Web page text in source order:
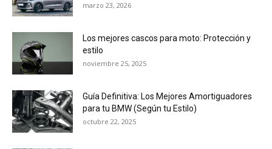
marzo 23, 2026
Los mejores cascos para moto: Protección y
estilo
noviembre 25, 2025
Guía Definitiva: Los Mejores Amortiguadores
para tu BMW (Según tu Estilo)
octubre 22, 2025